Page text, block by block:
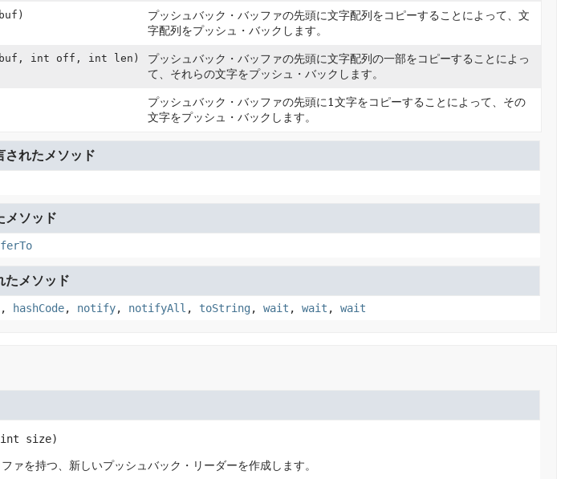
プッシュバック・バッファの先頭に文字配列をコピーすることによって、文
字配列をプッシュ・バックします。
int off, int len)
プッシュバック・バッファの先頭に文字配列の一部をコピーすることによっ
て、それらの文字をプッシュ・バックします。
プッシュバック・バッファの先頭に1文字をコピーすることによって、その
文字をプッシュ・バックします。
されたメソッド
メソッド
たメソッド
, hashCode, notify, notifyAll , toString, wait , wait , wait
size)
ァを持つ、新しいプッシュバック・リーダーを作成します。